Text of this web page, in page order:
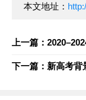
本文地址：
上一篇：
下一篇：新高考背